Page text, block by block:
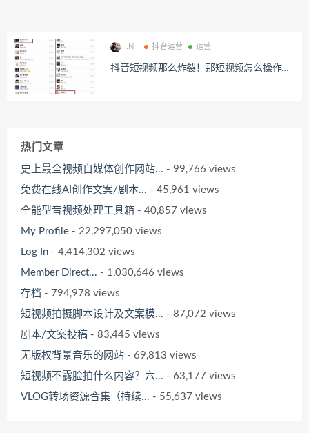
.N 抖音运营 运营
抖音短视频那么炸裂！那短视频怎么操作引
热门文章
史上最全视频自媒体创作网站... - 99,766 views
免费在线AI创作文案/剧本... - 45,961 views
全能型音视频处理工具箱 - 40,857 views
My Profile - 22,297,050 views
Log In - 4,414,302 views
Member Direct... - 1,030,646 views
存档 - 794,978 views
短视频拍摄脚本设计及文案模... - 87,072 views
剧本/文案投稿 - 83,445 views
无版权背景音乐的网站 - 69,813 views
短视频不露脸拍什么内容？六... - 63,177 views
VLOG转场资源合集（持续... - 55,637 views